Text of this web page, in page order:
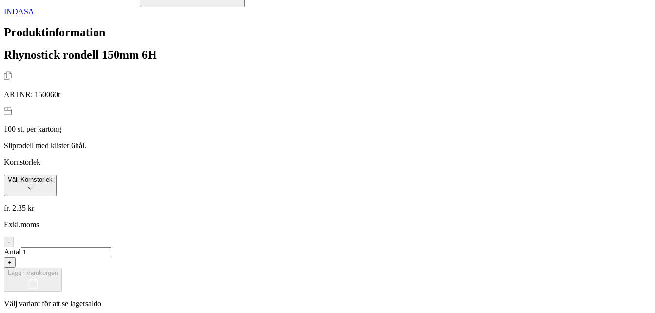
INDASA
Produktinformation
Rhynostick rondell 150mm 6H
ARTNR: 150060r
100 st. per kartong
Sliprodell med klister 6hål.
Kornstorlek
Välj Kornstorlek
fr. 2.35 kr
Exkl.moms
-
Antal
+
Lägg i varukorgen
Välj variant för att se lagersaldo